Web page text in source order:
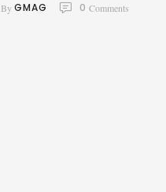
çekilen videoda Game of
By GMAG 0 Comments